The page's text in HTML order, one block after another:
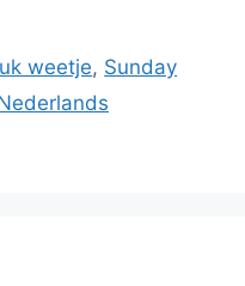
weetje, Sunday